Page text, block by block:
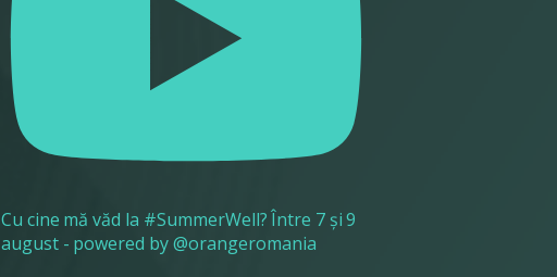
Cu cine mă văd la #SummerWell? Între 7 și 9
august - powered by @orangeromania